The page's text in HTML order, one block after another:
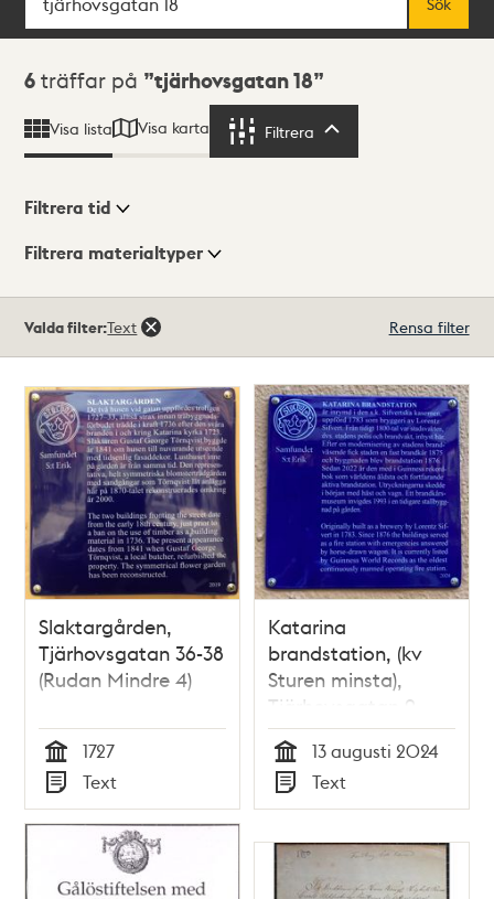
Sökresultat
6 träffar på tjärhovsgatan 18
Visa lista Visa karta Filtrera
Visningsläge
Filtrera tid
Filtrera materialtyper
träffar
Valda filter:Text Rensa filter
Slaktargården,
Tjärhovsgatan 36-38
(Rudan Mindre 4)
Tid
1727
Typ
Text
Katarina
brandstation, (kv
Sturen minsta),
Tjärhovsgatan 9
Tid
13 augusti 2024
Typ
Text